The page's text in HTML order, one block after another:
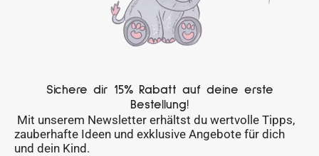
Sichere dir 15% Rabatt auf deine erste
Bestellung!
Mit unserem Newsletter erhältst du wertvolle Tipps,
zauberhafte Ideen und exklusive Angebote für dich
und dein Kind.